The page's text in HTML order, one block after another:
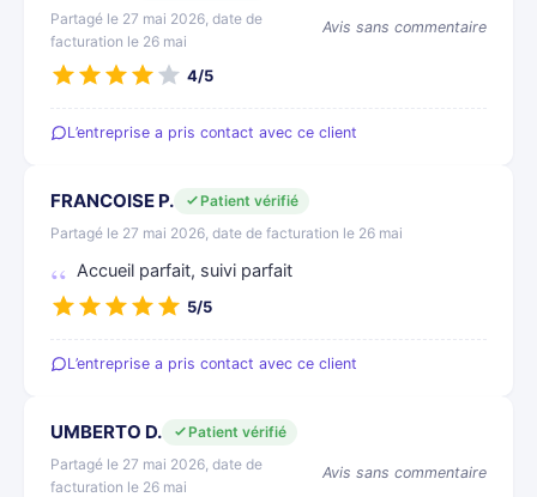
Partagé le 27 mai 2026, date de
facturation le 26 mai
Avis sans commentaire
4/5
L’entreprise a pris contact avec ce client
FRANCOISE P.
Patient vérifié
Partagé le 27 mai 2026, date de facturation le 26 mai
Accueil parfait, suivi parfait
5/5
L’entreprise a pris contact avec ce client
UMBERTO D.
Patient vérifié
Partagé le 27 mai 2026, date de
facturation le 26 mai
Avis sans commentaire